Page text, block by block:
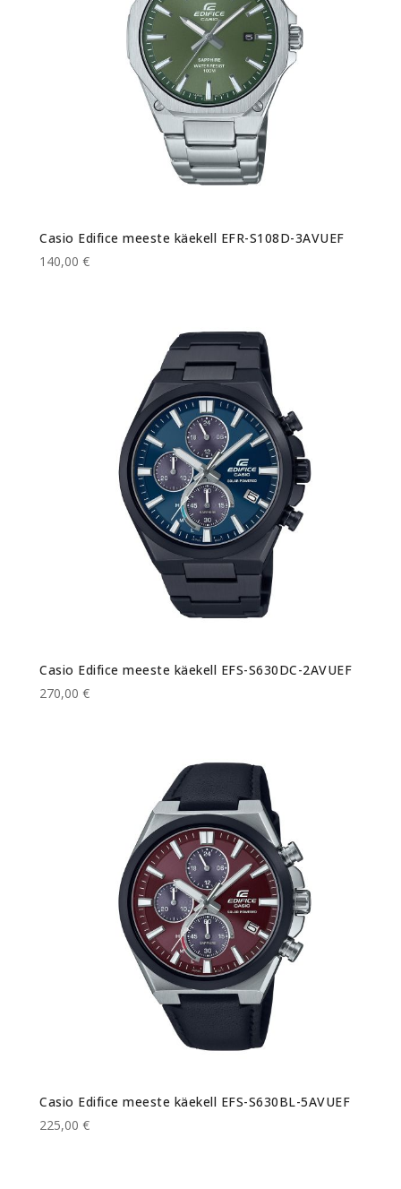
Casio Edifice meeste käekell EFR-S108D-3AVUEF
140,00 €
Casio Edifice meeste käekell EFS-S630DC-2AVUEF
270,00 €
Casio Edifice meeste käekell EFS-S630BL-5AVUEF
225,00 €